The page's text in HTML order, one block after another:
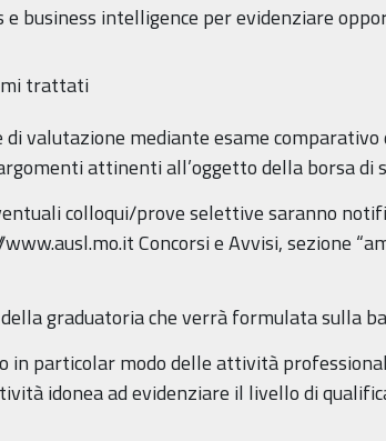
business intelligence per evidenziare
trattati
valutazione mediante esame
attinenti all’oggetto della borsa di
colloqui/prove selettive saranno
Concorsi e Avvisi, sezione
graduatoria che verrà formulata sulla
in particolar modo delle attività
idonea ad evidenziare il livello di